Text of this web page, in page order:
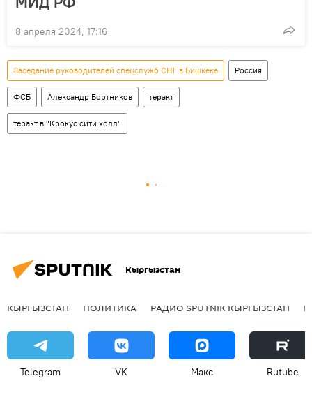
8 апреля 2024, 17:16
Заседание руководителей спецслужб СНГ в Бишкеке Россия
ФСБ Александр Бортников теракт
теракт в "Крокус сити холл"
Кыргызстан
КЫРГЫЗСТАН ПОЛИТИКА РАДИО SPUTNIK КЫРГЫЗСТАН
Telegram VK Макс Rutube